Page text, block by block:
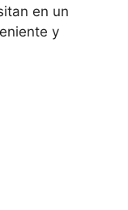
en un
y